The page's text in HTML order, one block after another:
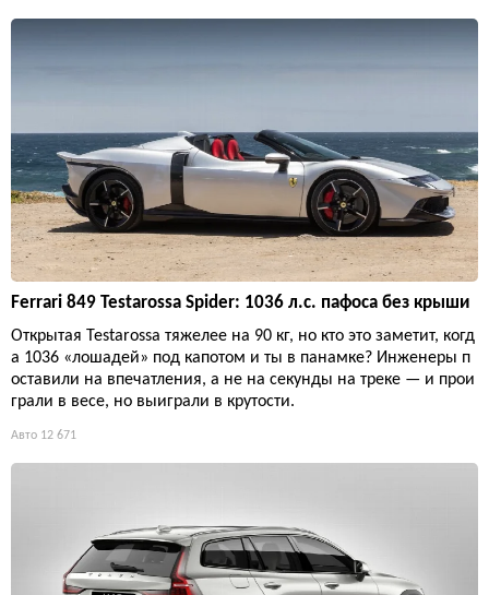
Ferrari 849 Testarossa Spider: 1036 л.с. пафоса без крыши
Открытая Testarossa тяжелее на 90 кг, но кто это заметит, когд
а 1036 «лошадей» под капотом и ты в панамке? Инженеры п
оставили на впечатления, а не на секунды на треке — и прои
грали в весе, но выиграли в крутости.
Авто 12 671